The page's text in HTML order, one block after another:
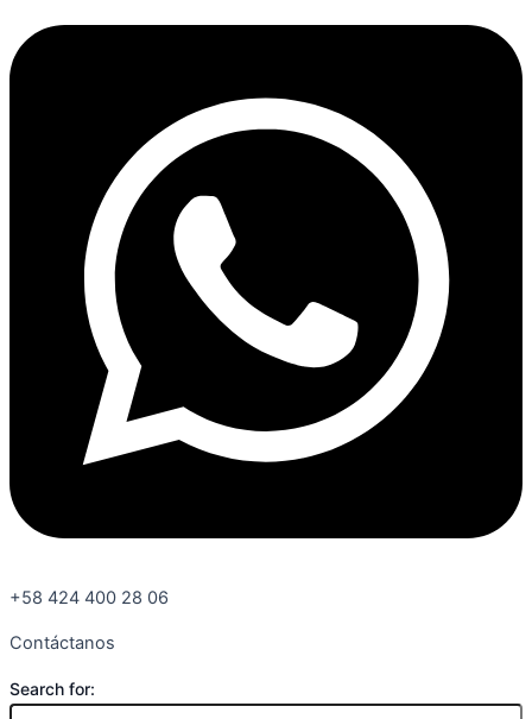
+58 424 400 28 06
Contáctanos
Search for: